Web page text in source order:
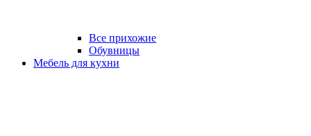
Все прихожие
Обувницы
Мебель для кухни